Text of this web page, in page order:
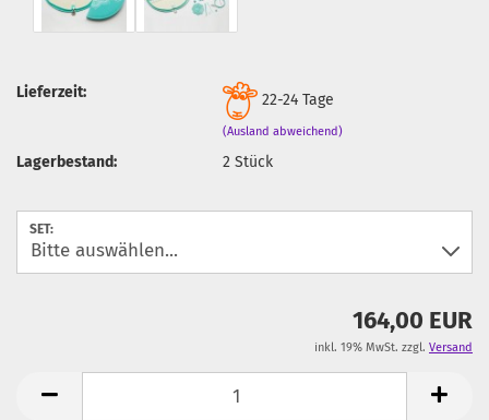
Lieferzeit: 22-24 Tage
(Ausland abweichend)
Lagerbestand: 2Stück
SET:
164,00 EUR
inkl. 19% MwSt. zzgl. Versand